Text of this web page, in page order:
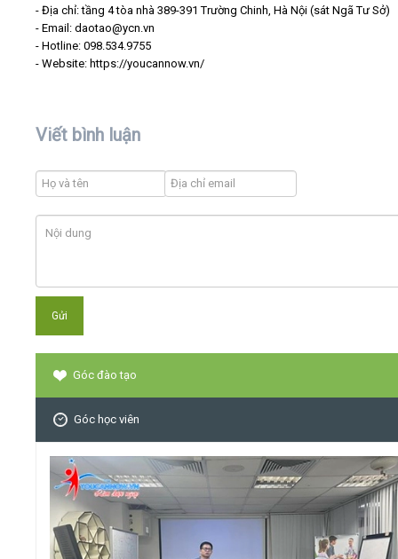
- Địa chỉ: tầng 4 tòa nhà 389-391 Trường Chinh, Hà Nội (sát Ngã Tư Sở)
- Email: daotao@ycn.vn
- Hotline: 098.534.9755
- Website: https://youcannow.vn/
Viết bình luận
Góc đào tạo
Góc học viên